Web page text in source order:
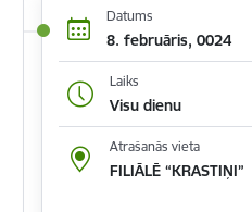
Datums
8. februāris, 0024
Laiks
Visu dienu
Atrašanās vieta
FILIĀLĒ “KRASTIŅI”